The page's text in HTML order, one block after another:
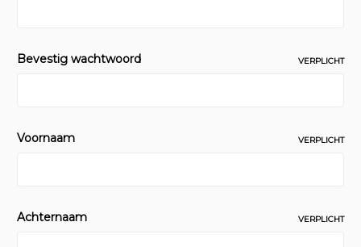
Bevestig wachtwoord VERPLICHT
Voornaam VERPLICHT
Achternaam VERPLICHT